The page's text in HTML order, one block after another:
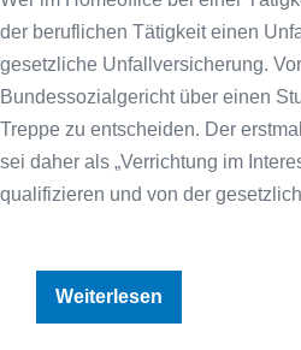
der beruflichen Tätigkeit einen
gesetzliche Unfallversicherung.
Bundessozialgericht über einen
Treppe zu entscheiden. Der
sei daher als „Verrichtung im
qualifizieren und von der
Weiterlesen